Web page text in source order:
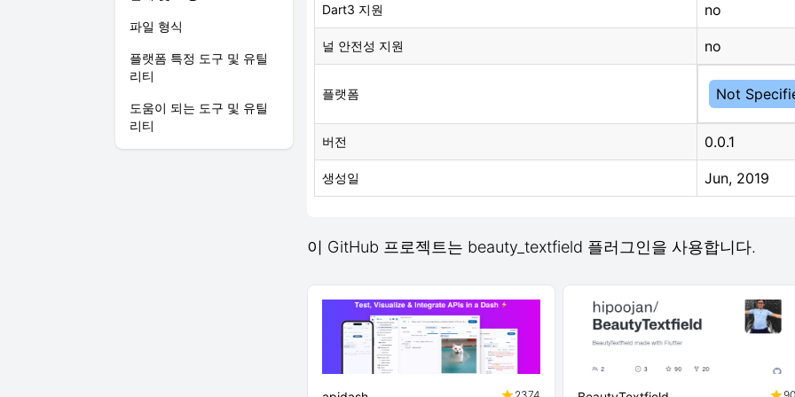
파일 형식
플랫폼 특정 도구 및 유틸
리티
도움이 되는 도구 및 유틸
리티
Dart3 지원 no
널 안전성 지원 no
플랫폼 Not
버전 0.0.1
생성일 Jun, 2019
이 GitHub 프로젝트는 beauty_textfield 플러그인을 사용합니다.